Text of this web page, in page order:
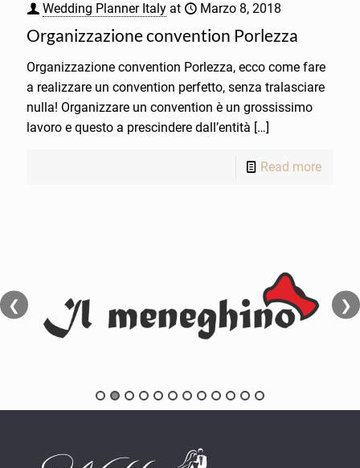
Wedding Planner Italy at Marzo 8, 2018
Organizzazione convention Porlezza
Organizzazione convention Porlezza, ecco come fare
a realizzare un convention perfetto, senza tralasciare
nulla! Organizzare un convention è un grossissimo
lavoro e questo a prescindere dall’entità […]
Read more
❮ ❯